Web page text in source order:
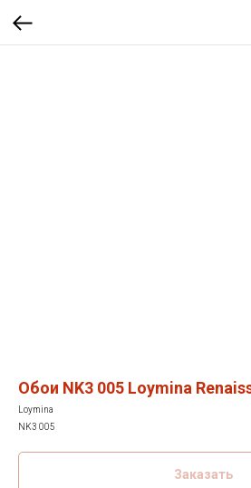
Обои NK3 005 Loymina
Loymina
NK3 005
Заказать